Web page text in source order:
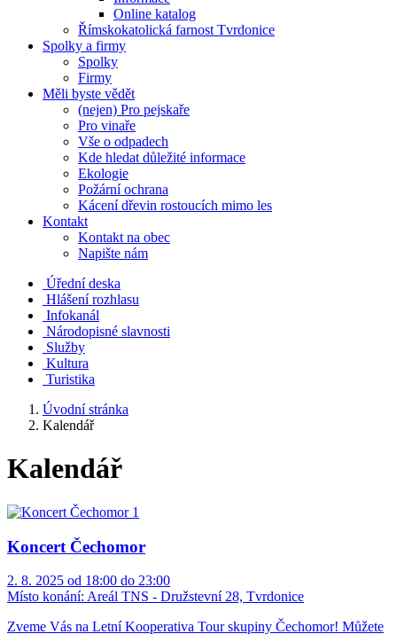
Online katalog
Římskokatolická farnost Tvrdonice
Spolky a firmy
Spolky
Firmy
Měli byste vědět
(nejen) Pro pejskaře
Pro vinaře
Vše o odpadech
Kde hledat důležité informace
Ekologie
Požární ochrana
Kácení dřevin rostoucích mimo les
Kontakt
Kontakt na obec
Napište nám
Úřední deska
Hlášení rozhlasu
Infokanál
Národopisné slavnosti
Služby
Kultura
Turistika
Úvodní stránka
Kalendář
Kalendář
Koncert Čechomor
2. 8. 2025 od 18:00 do 23:00
Místo konání: Areál TNS - Družstevní 28, Tvrdonice
Zveme Vás na Letní Kooperativa Tour skupiny Čechomor! Můžete